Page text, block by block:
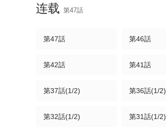
连载 第47話
第47話 第46話
第42話 第41話
第37話(1/2) 第36話(1/2)
第32話(1/2) 第31話(1/2)